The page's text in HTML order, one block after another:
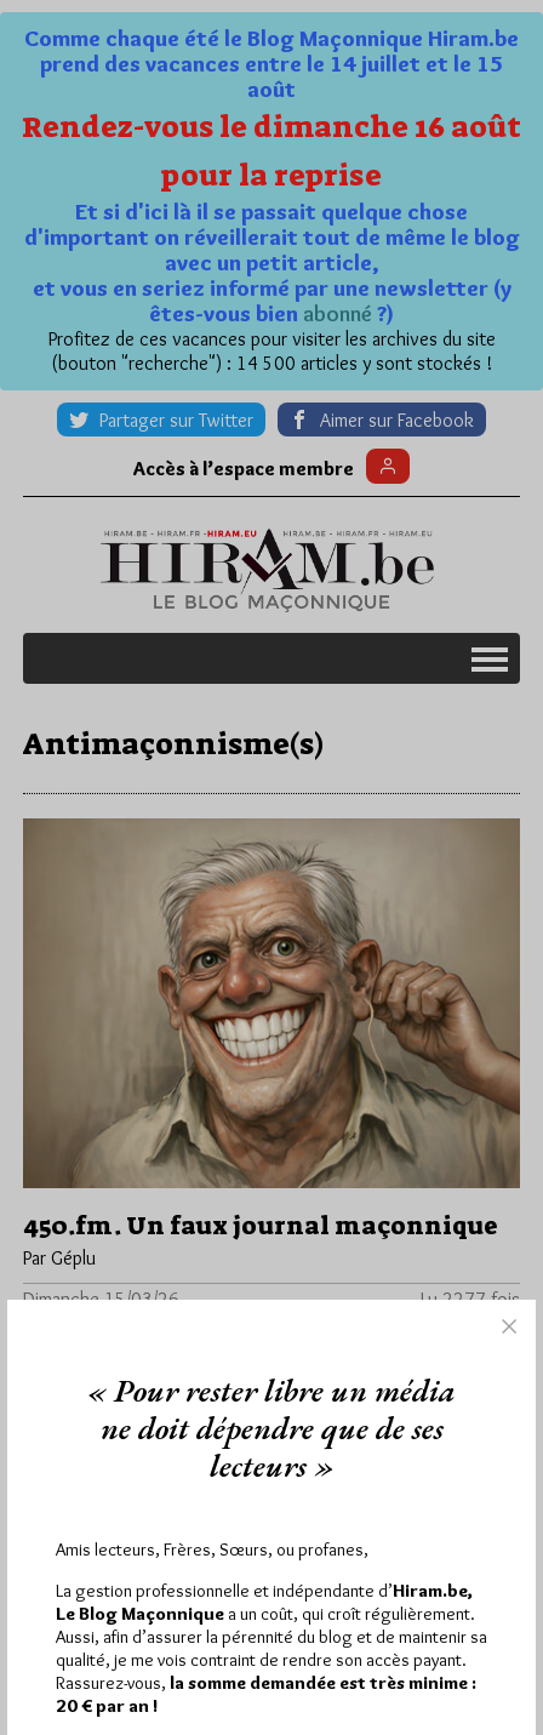
Comme chaque été le Blog Maçonnique Hiram.be
prend des vacances entre le 14 juillet et le 15
août
Rendez-vous le dimanche 16 août
pour la reprise
Et si d'ici là il se passait quelque chose
d'important on réveillerait tout de même le blog
avec un petit article,
et vous en seriez informé par une newsletter (y
êtes-vous bien abonné ?)
Profitez de ces vacances pour visiter les archives du site
(bouton "recherche") : 14 500 articles y sont stockés !
Partager sur Twitter Aimer sur Facebook
Accès à l’espace membre
Antimaçonnisme(s)
450.fm. Un faux journal maçonnique
Par Géplu
Dimanche 15/03/26
Lu 2277 fois
analyse…
Divers 7 commentaires
visiteset 3 133 pages ont été lues (Source :
Pirsch.io)
Plus d’informations
« Pour rester libre un média
ne doit dépendre que de ses
lecteurs »
Amis lecteurs, Frères, Sœurs, ou profanes,
La gestion professionnelle et indépendante d’Hiram.be,
Le Blog Maçonnique a un coût, qui croît régulièrement.
Aussi, afin d’assurer la pérennité du blog et de maintenir sa
qualité, je me vois contraint de rendre son accès payant.
Rassurez-vous, la somme demandée est très minime :
20 € par an !